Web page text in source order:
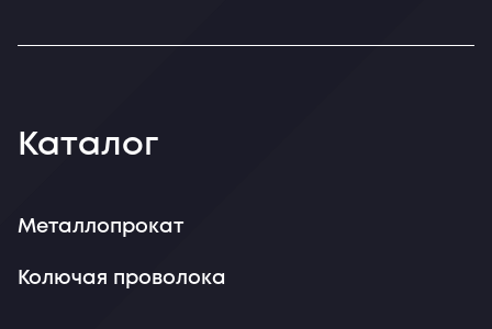
Каталог
Металлопрокат
Колючая проволока